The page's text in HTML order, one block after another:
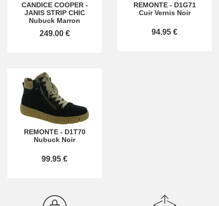
CANDICE COOPER-
JANIS STRIP CHIC
Nubuck Marron
249.00 €
REMONTE- D1G71
Cuir Vernis Noir
94.95 €
REMONTE- D1T70
Nubuck Noir
99.95 €